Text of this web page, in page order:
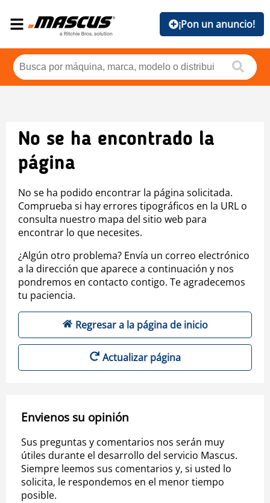
¡Pon un anuncio!
No se ha encontrado la
página
No se ha podido encontrar la página solicitada.
Comprueba si hay errores tipográficos en la URL o
consulta nuestro mapa del sitio web para
encontrar lo que necesites.
¿Algún otro problema? Envía un correo electrónico
a la dirección que aparece a continuación y nos
pondremos en contacto contigo. Te agradecemos
tu paciencia.
Regresar a la página de inicio
Actualizar página
Envienos su opinión
Sus preguntas y comentarios nos serán muy
útiles durante el desarrollo del servicio Mascus.
Siempre leemos sus comentarios y, si usted lo
solicita, le respondemos en el menor tiempo
posible.